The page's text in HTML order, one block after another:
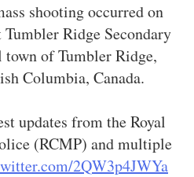
shooting occurred on
Ridge Secondary
of Tumbler Ridge,
Columbia, Canada.
updates from the Royal
(RCMP) and multiple
2QW3p4JWYa